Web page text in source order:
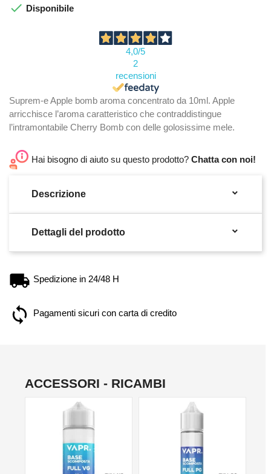
 Disponibile
4,0/5
2
recensioni
Suprem-e Apple bomb aroma concentrato da 10ml. Apple
arricchisce l’aroma caratteristico che contraddistingue
l’intramontabile Cherry Bomb con delle golosissime mele.
Hai bisogno di aiuto su questo prodotto? Chatta con noi!
Descrizione 
Dettagli del prodotto 
Spedizione in 24/48 H
Pagamenti sicuri con carta di credito
ACCESSORI - RICAMBI